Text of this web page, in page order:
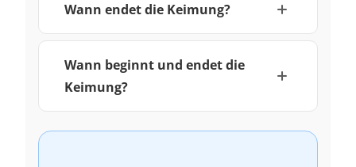
Wann endet die Keimung?
Wann beginnt und endet die
Keimung?